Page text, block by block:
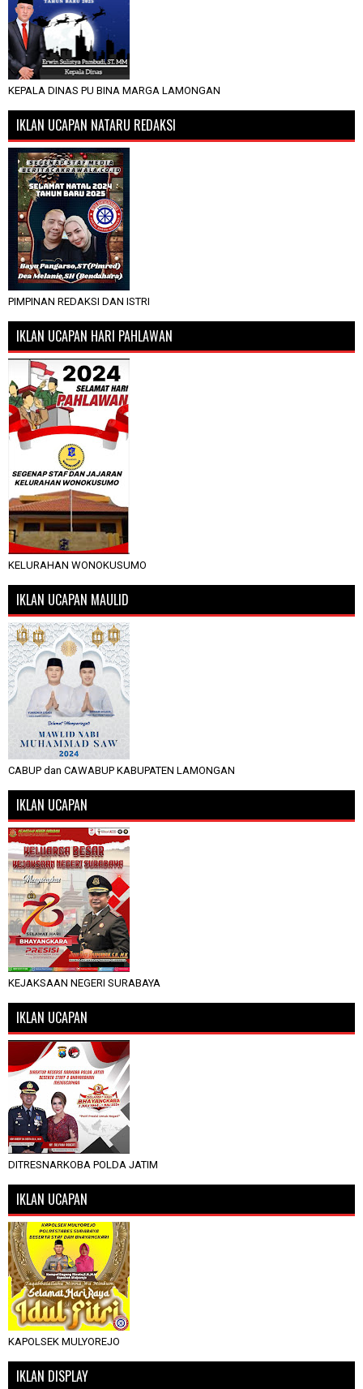
KEPALA DINAS PU BINA MARGA LAMONGAN
IKLAN UCAPAN NATARU REDAKSI
PIMPINAN REDAKSI DAN ISTRI
IKLAN UCAPAN HARI PAHLAWAN
KELURAHAN WONOKUSUMO
IKLAN UCAPAN MAULID
CABUP dan CAWABUP KABUPATEN LAMONGAN
IKLAN UCAPAN
KEJAKSAAN NEGERI SURABAYA
IKLAN UCAPAN
DITRESNARKOBA POLDA JATIM
IKLAN UCAPAN
KAPOLSEK MULYOREJO
IKLAN DISPLAY